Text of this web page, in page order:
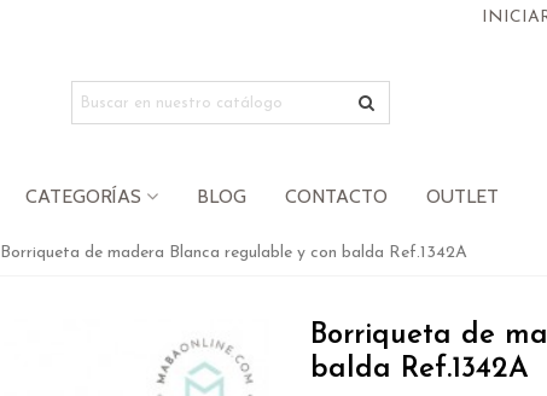
CATEGORÍAS BLOG CONTACTO OUTLET
Borriqueta de madera Blanca regulable y con balda Ref.1342A
Borriqueta de
balda Ref.1342A